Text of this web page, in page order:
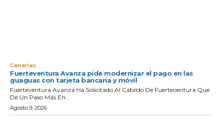
Canarias
Fuerteventura Avanza pide modernizar el pago en las
guaguas con tarjeta bancaria y móvil
Fuerteventura Avanza Ha Solicitado Al Cabildo De Fuerteventura Que
Dé Un Paso Más En...
Agosto 9, 2026